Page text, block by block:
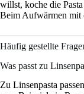
willst, koche die
Beim Aufwärmen mit
Häufig gestellte
Was passt zu
Zu Linsenpasta